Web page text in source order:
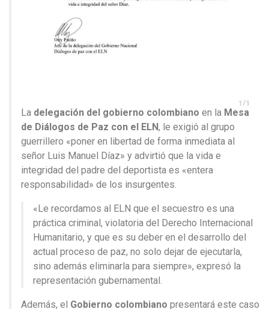
La delegación del gobierno colombiano en la Mesa
de Diálogos de Paz con el ELN, le exigió al grupo
guerrillero «poner en libertad de forma inmediata al
señor Luis Manuel Díaz» y advirtió que la vida e
integridad del padre del deportista es «entera
responsabilidad» de los insurgentes.
«Le recordamos al ELN que el secuestro es una
práctica criminal, violatoria del Derecho Internacional
Humanitario, y que es su deber en el desarrollo del
actual proceso de paz, no solo dejar de ejecutarla,
sino además eliminarla para siempre», expresó la
representación gubernamental.
Además, el Gobierno colombiano presentará este caso